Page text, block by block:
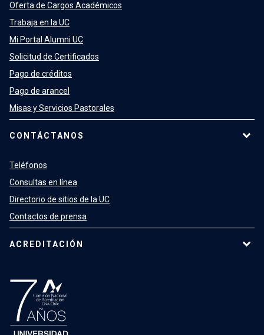
Oferta de Cargos Académicos
Trabaja en la UC
Mi Portal Alumni UC
Solicitud de Certificados
Pago de créditos
Pago de arancel
Misas y Servicios Pastorales
CONTÁCTANOS
Teléfonos
Consultas en línea
Directorio de sitios de la UC
Contactos de prensa
ACREDITACIÓN